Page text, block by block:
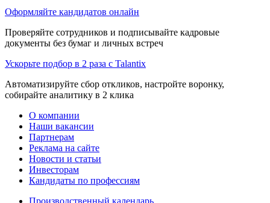
Оформляйте кандидатов онлайн
Проверяйте сотрудников и подписывайте кадровые
документы без бумаг и личных встреч
Ускорьте подбор в 2 раза с Talantix
Автоматизируйте сбор откликов, настройте воронку,
собирайте аналитику в 2 клика
О компании
Наши вакансии
Партнерам
Реклама на сайте
Новости и статьи
Инвесторам
Кандидаты по профессиям
Производственный календарь